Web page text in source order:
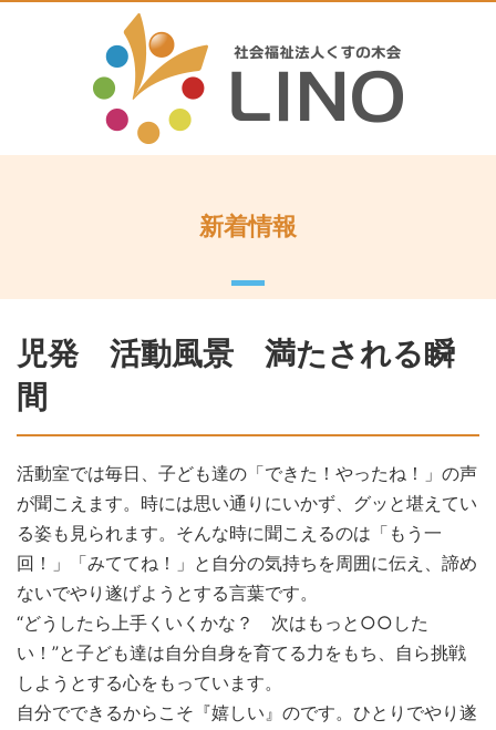
新着情報
児発 活動風景 満たされる瞬
間
活動室では毎日、子ども達の「できた！やったね！」の声
が聞こえます。時には思い通りにいかず、グッと堪えてい
る姿も見られます。そんな時に聞こえるのは「もう一
回！」「みててね！」と自分の気持ちを周囲に伝え、諦め
ないでやり遂げようとする言葉です。
“どうしたら上手くいくかな？ 次はもっと○○した
い！”と子ども達は自分自身を育てる力をもち、自ら挑戦
しようとする心をもっています。
自分でできるからこそ『嬉しい』のです。ひとりでやり遂